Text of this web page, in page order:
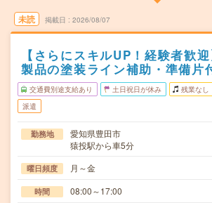
未読 掲載日 2026/08/07
【さらにスキルUP！経験者歓
製品の塗装ライン補助・準備片
交通費別途支給あり 土日祝日が休み 残業なし
派遣
勤務地
愛知県豊田市
猿投駅から車5分
曜日頻度 月～金
時間 08:00～17:00